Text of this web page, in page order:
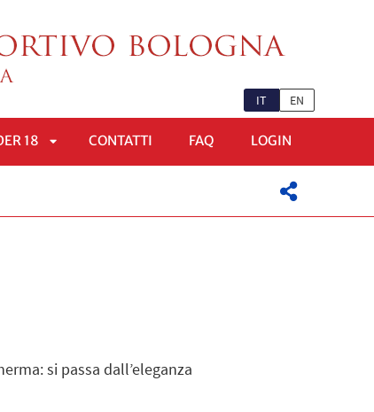
IT EN
18 CONTATTI FAQ LOGIN
si passa dall’eleganza